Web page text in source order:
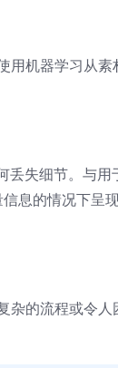
用机器学习从素
丢失细节。与用
息的情况下呈
杂的流程或令人